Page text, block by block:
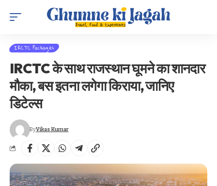
IRCTC Packages
IRCTC के साथ राजस्थान घूमने का शानदार
मौका, बस इतना लगेगा किराया, जानिए
डिटेल्स
ByVikas Kumar